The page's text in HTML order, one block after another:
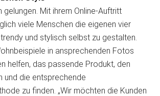
gelungen. Mit ihrem Online-Auftritt
viele Menschen die eigenen vier
und stylisch selbst zu gestalten.
in ansprechenden Fotos
helfen, das passende Produkt, den
und die entsprechende
zu finden. „Wir möchten die Kunden